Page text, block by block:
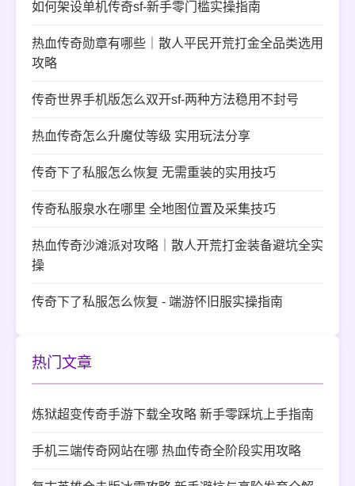
如何架设单机传奇sf-新手零门槛实操指南
热血传奇勋章有哪些｜散人平民开荒打金全品类选用
攻略
传奇世界手机版怎么双开sf-两种方法稳用不封号
热血传奇怎么升魔仗等级 实用玩法分享
传奇下了私服怎么恢复 无需重装的实用技巧
传奇私服泉水在哪里 全地图位置及采集技巧
热血传奇沙滩派对攻略｜散人开荒打金装备避坑全实
操
传奇下了私服怎么恢复 - 端游怀旧服实操指南
热门文章
炼狱超变传奇手游下载全攻略 新手零踩坑上手指南
手机三端传奇网站在哪 热血传奇全阶段实用攻略